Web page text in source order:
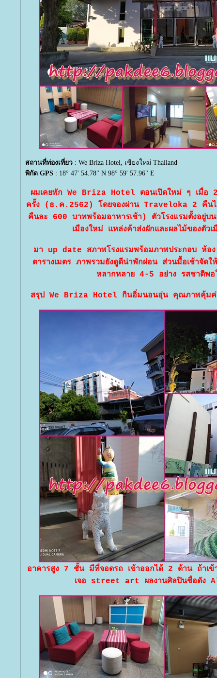
สถานที่ท่องเที่ยว : We Briza Hotel, เชียงใหม่ Thailand
พิกัด GPS : 18° 47' 54.78" N 98° 59' 57.96" E
ผมเคยพัก We Briza Hotel ตอนเปิดใหม่ ๆ เมื่อ
ครั้ง (ธ.ค.2562) โดยจองผ่าน Traveloka 2 คืนไ
คืนละ 600 บาทพร้อมอาหารเช้า) ตัวโรงแรมตั้งอยู่บ
เมืองใหม่ แหล่งค้าส่งผักและผลไม้ของตัวเ
มา up date สภาพโรงแรมพร้อมภาพประกอบ ห้
ตารางเมตร ภาพรวมยังดูดีน่าพักผ่อน ส่วนมื้อเช้าจัดใ
หลากหลาย 4-5 อย่าง รสชาติพอ
สรุป We Briza Hotel กินอิ่มนอนอุ่น คุณภาพคุ้มค่า
อาคารสูง 7 ชั้น มีที่จอดรถ เข้าออกได้ 2 ด้าน ถ้าเข้
เจอ street art ผลงานศิลปินชื่อดัง